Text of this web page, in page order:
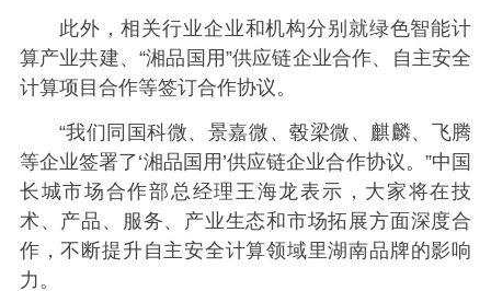
此外，相关行业企业和机构分别就绿色智能计
算产业共建、“湘品国用”供应链企业合作、自主安全
计算项目合作等签订合作协议。
“我们同国科微、景嘉微、毂梁微、麒麟、飞腾
等企业签署了‘湘品国用’供应链企业合作协议。”中国
长城市场合作部总经理王海龙表示，大家将在技
术、产品、服务、产业生态和市场拓展方面深度合
作，不断提升自主安全计算领域里湖南品牌的影响
力。